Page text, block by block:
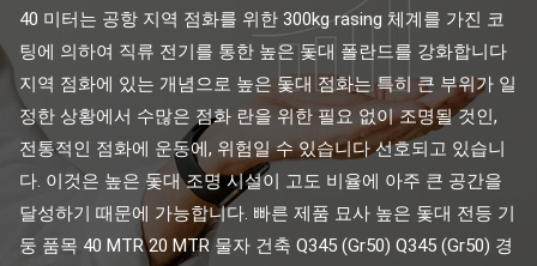
40 미터는 공항 지역 점화를 위한 300kg rasing 체계를 가진 코
팅에 의하여 직류 전기를 통한 높은 돛대 폴란드를 강화합니다
지역 점화에 있는 개념으로 높은 돛대 점화는 특히 큰 부위가 일
정한 상황에서 수많은 점화 란을 위한 필요 없이 조명될 것인,
전통적인 점화에 운동에, 위험일 수 있습니다 선호되고 있습니
다. 이것은 높은 돛대 조명 시설이 고도 비율에 아주 큰 공간을
달성하기 때문에 가능합니다. 빠른 제품 묘사 높은 돛대 전등 기
둥 품목 40 MTR 20 MTR 물자 건축 Q345 (Gr50) Q345 (Gr50) 경